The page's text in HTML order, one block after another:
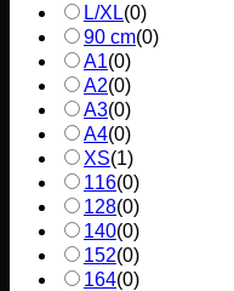
L/XL(0)
90 cm(0)
A1(0)
A2(0)
A3(0)
A4(0)
XS(1)
116(0)
128(0)
140(0)
152(0)
164(0)